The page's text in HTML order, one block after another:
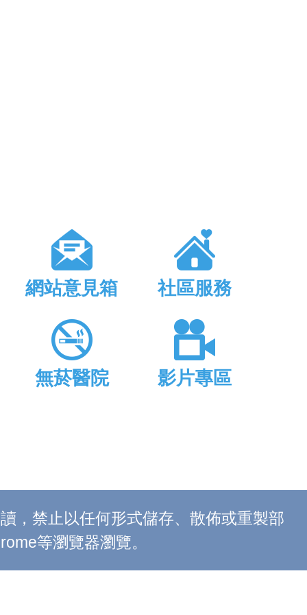
網站意見箱 社區服務
無菸醫院 影片專區
，禁止以任何形式儲存、散佈或重製部
等瀏覽器瀏覽。